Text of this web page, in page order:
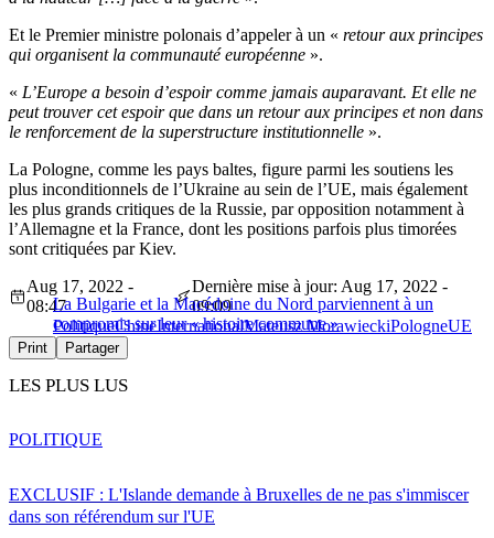
Et le Premier ministre polonais d’appeler à un « retour aux principes
qui organisent la communauté européenne ».
« L’Europe a besoin d’espoir comme jamais auparavant. Et elle ne
peut trouver cet espoir que dans un retour aux principes et non dans
le renforcement de la superstructure institutionnelle ».
La Pologne, comme les pays baltes, figure parmi les soutiens les
plus inconditionnels de l’Ukraine au sein de l’UE, mais également
les plus grands critiques de la Russie, par opposition notamment à
l’Allemagne et la France, dont les positions parfois plus timorées
sont critiquées par Kiev.
La Bulgarie et la Macédoine du Nord parviennent à un
compromis sur leur « histoire commune »
Aug 17, 2022 -
08:47
Dernière mise à jour: Aug 17, 2022 -
09:09
PolitiqueChineInternationalMateusz MorawieckiPologneUE
Print Partager
LES PLUS LUS
EXCLUSIF : L'Islande demande à Bruxelles de ne pas s'immiscer
dans son référendum sur l'UE
POLITIQUE